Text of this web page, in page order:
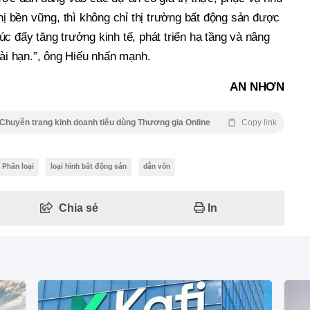
bền vững, thì không chỉ thị trường bất động sản được
đẩy tăng trưởng kinh tế, phát triển hạ tầng và nâng
hạn.”, ông Hiếu nhấn mạnh.
AN NHƠN
Chuyên trang kinh doanh tiêu dùng Thương gia Online Copy link
Phân loại loại hình bất động sản dẫn vốn
Chia sẻ In